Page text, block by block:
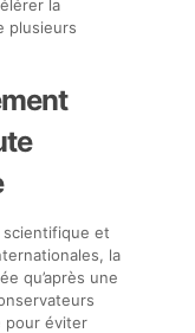
la
plusieurs
scientifique et
la
qu’après une
pour éviter